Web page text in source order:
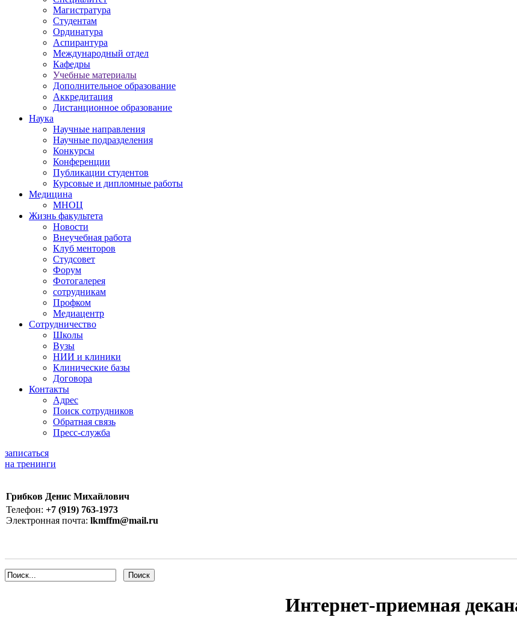
Магистратура
Студентам
Ординатура
Аспирантура
Международный отдел
Кафедры
Учебные материалы
Дополнительное образование
Аккредитация
Дистанционное образование
Наука
Научные направления
Научные подразделения
Конкурсы
Конференции
Публикации студентов
Курсовые и дипломные работы
Медицина
МНОЦ
Жизнь факультета
Новости
Внеучебная работа
Клуб менторов
Студсовет
Форум
Фотогалерея
сотрудникам
Профком
Медиацентр
Сотрудничество
Школы
Вузы
НИИ и клиники
Клинические базы
Договора
Контакты
Адрес
Поиск сотрудников
Обратная связь
Пресс-служба
записаться
на тренинги
Грибков Денис Михайлович
Телефон: +7 (919) 763-1973
Электронная почта: lkmffm@mail.ru
Интернет-приемная